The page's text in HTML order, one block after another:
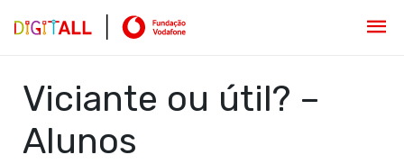
Viciante ou útil? –
Alunos